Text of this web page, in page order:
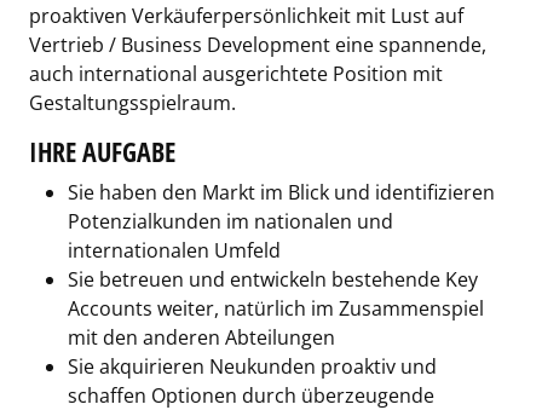
proaktiven Verkäuferpersönlichkeit mit Lust auf
Vertrieb / Business Development eine spannende,
auch international ausgerichtete Position mit
Gestaltungsspielraum.
IHRE AUFGABE
Sie haben den Markt im Blick und identifizieren
Potenzialkunden im nationalen und
internationalen Umfeld
Sie betreuen und entwickeln bestehende Key
Accounts weiter, natürlich im Zusammenspiel
mit den anderen Abteilungen
Sie akquirieren Neukunden proaktiv und
schaffen Optionen durch überzeugende